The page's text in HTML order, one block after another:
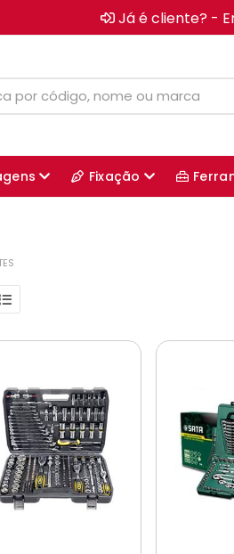
Já é cliente? -
Fixação